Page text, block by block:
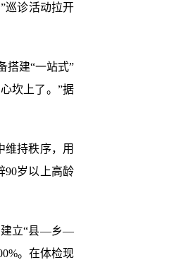
巡诊活动拉开
搭建“一站式”
坎上了。”据
维持秩序，用
90岁以上高龄
建立“县—乡—
。在体检现